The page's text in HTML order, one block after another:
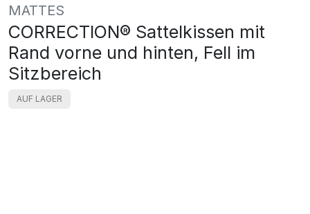
MATTES
CORRECTION® Sattelkissen mit
Rand vorne und hinten, Fell im
Sitzbereich
AUF LAGER